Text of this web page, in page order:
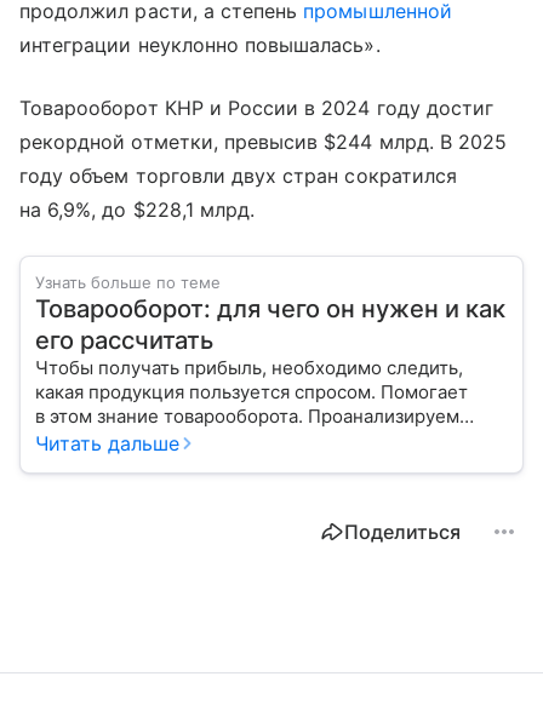
продолжил расти, а степень промышленной
интеграции неуклонно повышалась».
Товарооборот КНР и России в 2024 году достиг
рекордной отметки, превысив $244 млрд. В 2025
году объем торговли двух стран сократился
на 6,9%, до $228,1 млрд.
Узнать больше по теме
Товарооборот: для чего он нужен и как
его рассчитать
Чтобы получать прибыль, необходимо следить,
какая продукция пользуется спросом. Помогает
в этом знание товарооборота. Проанализируем
вместе с экспертом виды этого показателя, его
Читать дальше
Поделиться